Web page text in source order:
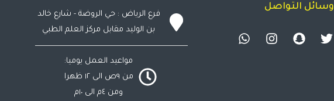
وسائل التواصل
فرع الرياض : حي الروضة - شارع خالد
بن الوليد مقابل مركز العلم الطبي
مواعيد العمل يوميا:
من ٩ص الى ١٢ ظهرا
ومن ٤م الى ١٠م